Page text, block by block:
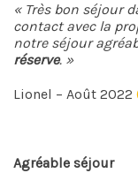
« Très bon séjour
contact avec la
notre séjour
réserve. »
Lionel – Août 2022
Agréable séjour